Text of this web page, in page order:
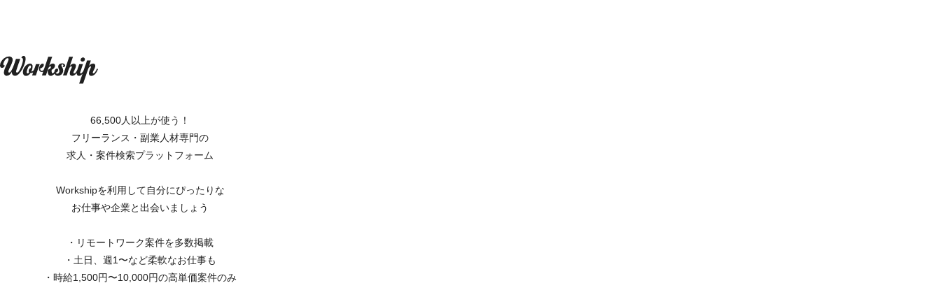
66,500人以上が使う！
フリーランス・副業人材専門の
求人・案件検索プラットフォーム
Workshipを利用して自分にぴったりな
お仕事や企業と出会いましょう
・リモートワーク案件を多数掲載
・土日、週1〜など柔軟なお仕事も
・時給1,500円〜10,000円の高単価案件のみ